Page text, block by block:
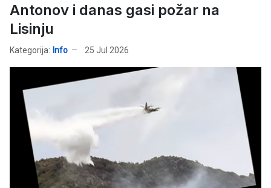
Antonov i danas gasi požar na
Lisinju
Kategorija: Info 25 Jul 2026